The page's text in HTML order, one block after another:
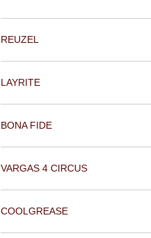
REUZEL
LAYRITE
BONA FIDE
VARGAS 4 CIRCUS
COOLGREASE